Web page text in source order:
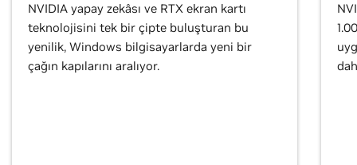
NVIDIA yapay zekâsı ve RTX ekran kartı
teknolojisini tek bir çipte buluşturan bu
yenilik, Windows bilgisayarlarda yeni bir
çağın kapılarını aralıyor.